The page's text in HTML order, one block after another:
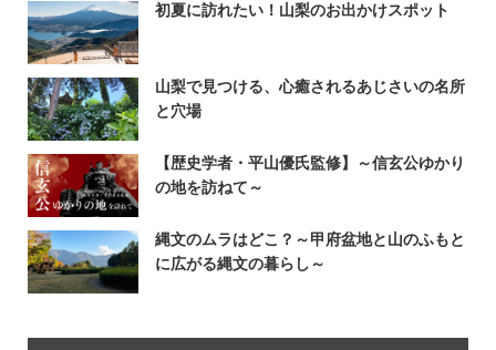
初夏に訪れたい！山梨のお出かけスポット
山梨で見つける、心癒されるあじさいの名所
と穴場
【歴史学者・平山優氏監修】～信玄公ゆかり
の地を訪ねて～
縄文のムラはどこ？～甲府盆地と山のふもと
に広がる縄文の暮らし～